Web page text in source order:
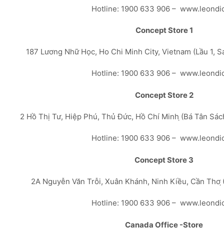
Hotline: 1900 633 906 –
Concept Store 1
187 Lương Nhữ Học, Ho Chi Minh City, Vietnam (Lầu 1,
Hotline: 1900 633 906 –
Concept Store 2
2 Hồ Thị Tư, Hiệp Phú, Thủ Đức, Hồ Chí Minh ̣(Bá Tân
Hotline: 1900 633 906 –
Concept Store 3
2A Nguyễn Văn Trỗi, Xuân Khánh, Ninh Kiều, Cần Thơ
Hotline: 1900 633 906 –
Canada Office -Store